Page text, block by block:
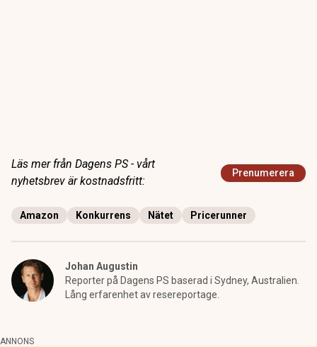
Läs mer från Dagens PS - vårt
nyhetsbrev är kostnadsfritt:
Prenumerera
Amazon Konkurrens Nätet Pricerunner
Johan Augustin
Reporter på Dagens PS baserad i Sydney, Australien.
Lång erfarenhet av resereportage.
ANNONS